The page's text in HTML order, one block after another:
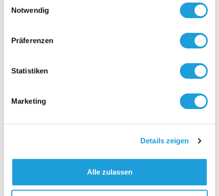
Notwendig
Präferenzen
Statistiken
Marketing
Details zeigen
Alle zulassen
Kontakt